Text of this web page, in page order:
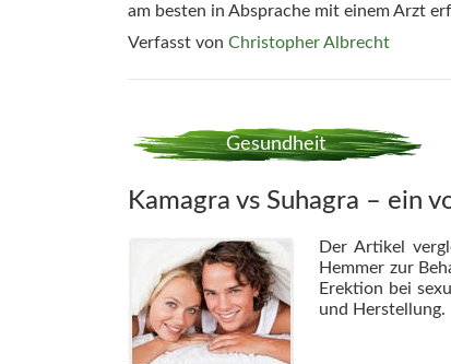
am besten in Absprache mit einem Arzt
Verfasst von Christopher Albrecht
Gesundheit
Kamagra vs Suhagra – ein
Der Artikel
Hemmer zur
Erektion bei
und Herstellung.